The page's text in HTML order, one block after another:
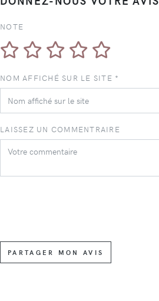
NOTE
NOM AFFICHÉ SUR LE SITE *
LAISSEZ UN COMMENTRAIRE
PARTAGER MON AVIS